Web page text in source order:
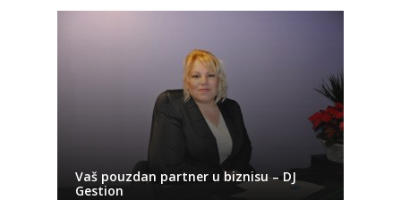
Vaš pouzdan partner u biznisu – DJ
Gestion